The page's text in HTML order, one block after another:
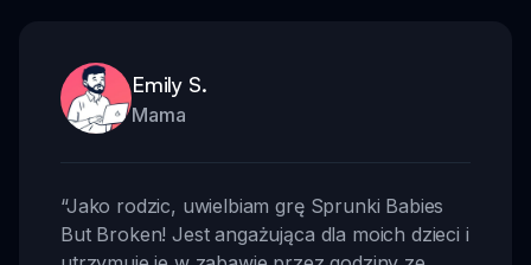
Emily S.
Mama
“Jako rodzic, uwielbiam grę Sprunki Babies
But Broken! Jest angażująca dla moich dzieci i